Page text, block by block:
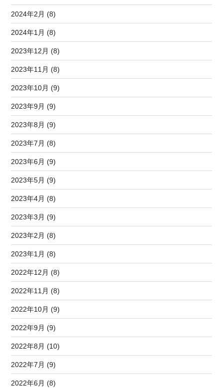
2024年2月 (8)
2024年1月 (8)
2023年12月 (8)
2023年11月 (8)
2023年10月 (9)
2023年9月 (9)
2023年8月 (9)
2023年7月 (8)
2023年6月 (9)
2023年5月 (9)
2023年4月 (8)
2023年3月 (9)
2023年2月 (8)
2023年1月 (8)
2022年12月 (8)
2022年11月 (8)
2022年10月 (9)
2022年9月 (9)
2022年8月 (10)
2022年7月 (9)
2022年6月 (8)